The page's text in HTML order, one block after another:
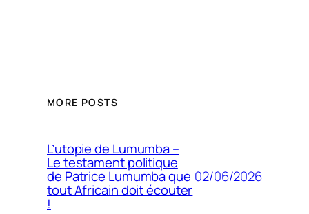
MORE POSTS
L’utopie de Lumumba –
Le testament politique
de Patrice Lumumba que
tout Africain doit écouter
!
02/06/2026